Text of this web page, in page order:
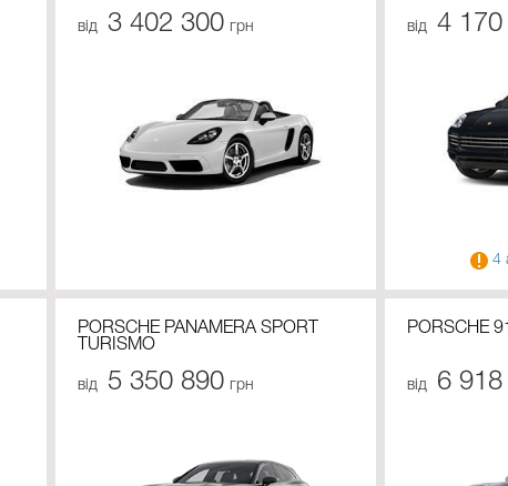
від 3 402 300 грн від 4 170
4
PORSCHE PANAMERA SPORT
TURISMO
від 5 350 890 грн
PORSCHE
від 6